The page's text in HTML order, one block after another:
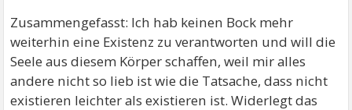
Zusammengefasst: Ich hab keinen Bock mehr
weiterhin eine Existenz zu verantworten und will die
Seele aus diesem Körper schaffen, weil mir alles
andere nicht so lieb ist wie die Tatsache, dass nicht
existieren leichter als existieren ist. Widerlegt das